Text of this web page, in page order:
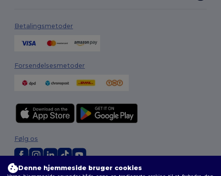
Betalingsmetoder
Forsendelsesmetoder
Følg os
Denne hjemmeside bruger cookies